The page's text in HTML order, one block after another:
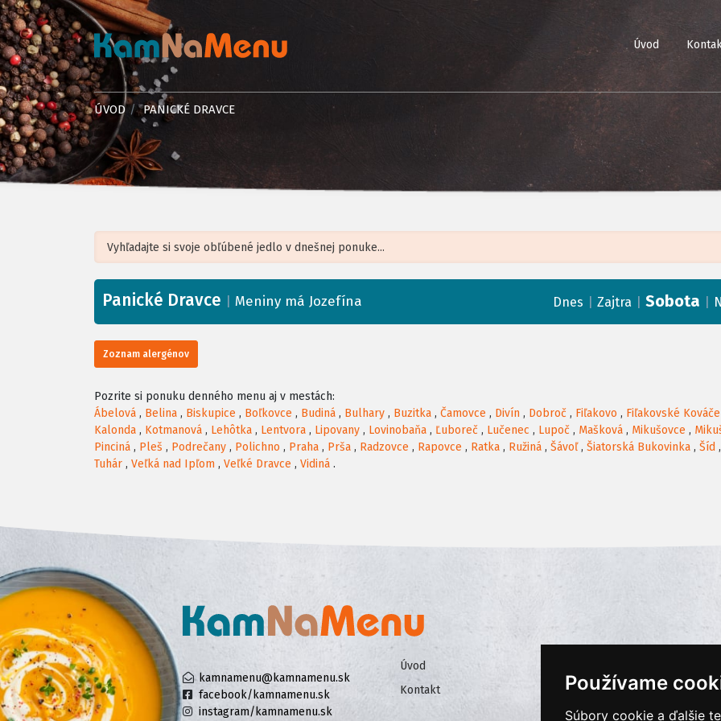
Používame
Súbory cookie a ďalšie
Úvod
ÚVOD PANICKÉ DRAVCE
+
−
Panické Dravce Meniny má Jozefína Dnes Zajtra Sobota
Zoznam alergénov
Pozrite si ponuku denného menu aj v mestách:
Ábelová , Belina , Biskupice , Boľkovce , Budiná , Bulhary , Buzitka , Čamovce , Divín , Dobroč , Fiľakovo , Fiľakovské Kováče
Kalonda , Kotmanová , Lehôtka , Lentvora , Lipovany , Lovinobaňa , Ľuboreč , Lučenec , Lupoč , Mašková , Mikušovce ,
Pinciná , Pleš , Podrečany , Polichno , Praha , Prša , Radzovce , Rapovce , Ratka , Ružiná , Šávoľ, Šiatorská Bukovinka , Šíd ,
Tuhár , Veľká nad Ipľom , Veľké Dravce , Vidiná .
kamnamenu@kamnamenu.sk
facebook/kamnamenu.sk
instagram/kamnamenu.sk
Úvod
Kontakt
Ochrana osobných údajov
Cookies